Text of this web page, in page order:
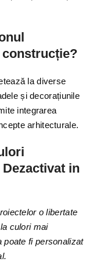
construcție?
la diverse
și decorațiunile
integrarea
arhitecturale.
in
o libertate
culori mai
poate fi personalizat